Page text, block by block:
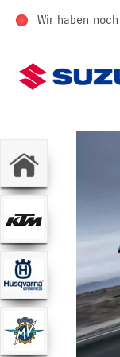
Wir haben